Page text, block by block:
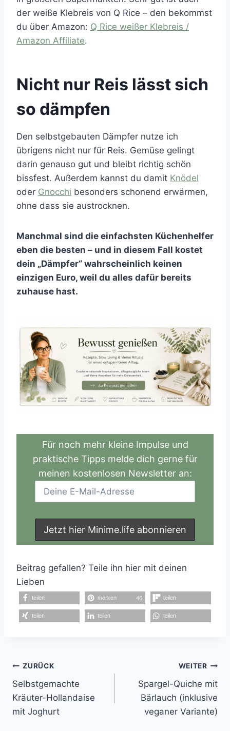
der weiße Klebreis von Q Rice – den bekommst
du über Amazon: Q Rice weißer Klebreis /
Amazon Affiliate.
Nicht nur Reis lässt sich
so dämpfen
Den selbstgebauten Dämpfer nutze ich
übrigens nicht nur für Reis. Gemüse gelingt
darin genauso gut und bleibt richtig schön
bissfest. Außerdem kannst du damit Knödel
oder Gnocchi besonders schonend erwärmen,
ohne dass sie austrocknen.
Manchmal sind die einfachsten Küchenhelfer
eben die besten – und in diesem Fall kostet
dein „Dämpfer“ wahrscheinlich keinen
einzigen Euro, weil du alles dafür bereits
zuhause hast.
Für noch mehr kleine Impulse und
praktische Tipps melde dich gerne für
meinen kostenlosen Newsletter an:
Beitrag gefallen? Teile ihn hier mit deinen
Lieben
teilen merken 46 teilen
teilen teilen teilen
Beitragsnavigation
ZURÜCK
Selbstgemachte
Kräuter-Hollandaise
mit Joghurt
WEITER
Spargel-Quiche mit
Bärlauch (inklusive
veganer Variante)